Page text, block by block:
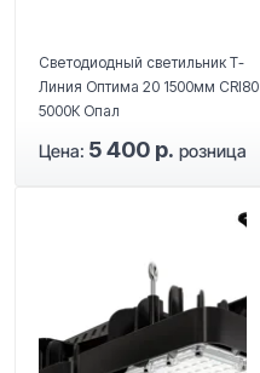
Светодиодный светильник Т-
Линия Оптима 20 1500мм CRI80
5000К Опал
Цена: 5 400 р. розница